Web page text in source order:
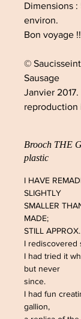
Dimensions :
environ.
Bon voyage
©
Sausage
Janvier
reproduction
Brooch THE
plastic
I HAVE
SLIGHTLY
SMALLER
MADE;
STILL
I rediscovered
I had tried it
but never
since.
I had fun
gallion,